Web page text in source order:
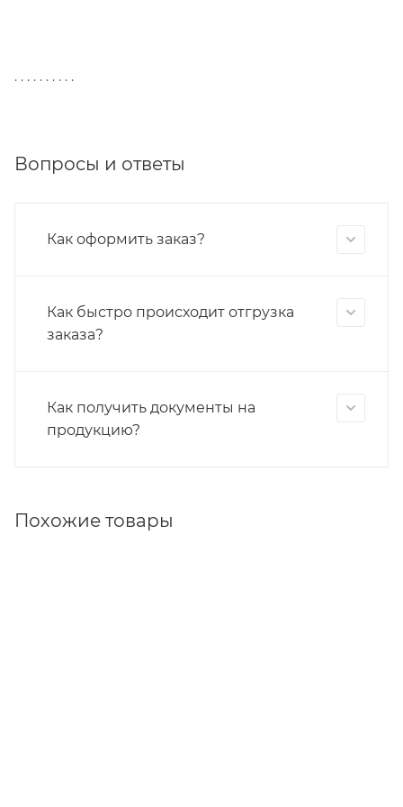
. . . . . . . . . .
Вопросы и ответы
Как оформить заказ?
Как быстро происходит отгрузка
заказа?
Как получить документы на
продукцию?
Похожие товары